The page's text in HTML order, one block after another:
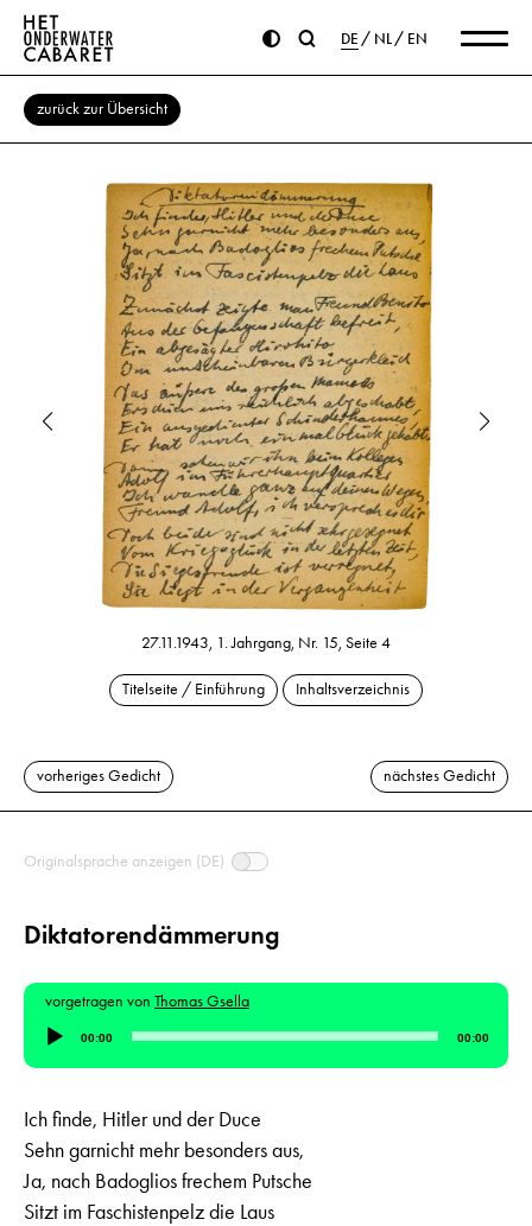
DE NL EN
zurück zur Übersicht
27.11.1943, 1. Jahrgang, Nr. 15, Seite 4
Titelseite / Einführung Inhaltsverzeichnis
vorheriges Gedicht nächstes Gedicht
Originalsprache anzeigen (DE)
Diktatorendämmerung
vorgetragen von Thomas Gsella
Audio-
Player
00:00 00:00
Ich finde, Hitler und der Duce
Sehn garnicht mehr besonders aus,
Ja, nach Badoglios frechem Putsche
Sitzt im Faschistenpelz die Laus